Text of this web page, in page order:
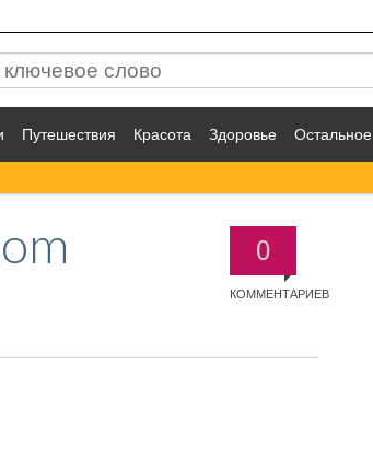
Путешествия Красота Здоровье Остальное
0
КОММЕНТАРИЕВ